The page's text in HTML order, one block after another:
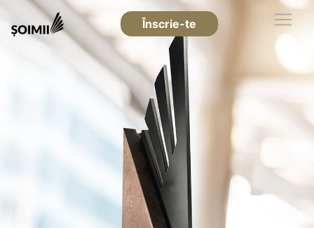
Înscrie-te